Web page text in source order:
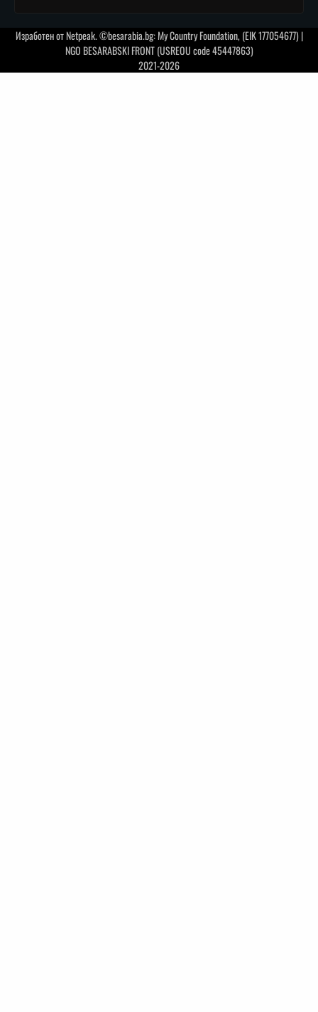
Изработен отNetpeak. ©besarabia.bg: My Country Foundation, (EIK 177054677) |
NGO BESARABSKI FRONT (USREOU code 45447863)
2021-2026